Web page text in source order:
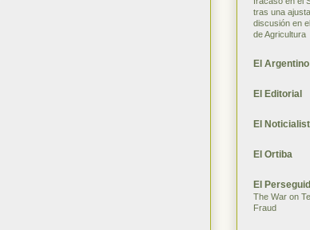
tras una
discusión en
de Agricultura
El Argentino
El Editorial
El
El Ortiba
El
The War on
Fraud